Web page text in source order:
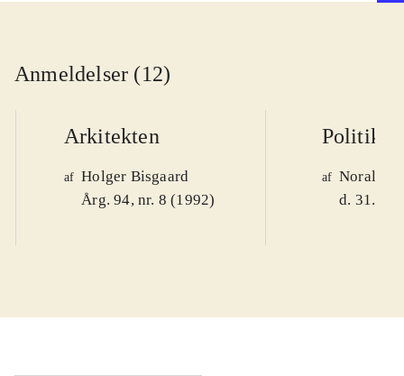
Anmeldelser (12)
Arkitekten
af Holger Bisgaard
Årg. 94, nr. 8 (1992)
Politiken
af Noralv
d. 31.